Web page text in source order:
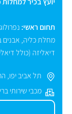
תחום ראשי:
מחלת כליה, אבנים
דיאליזה (כולל
תל אביב יפו,
מכבי שירותי